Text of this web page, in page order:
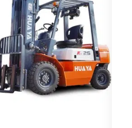
HUAYAs Auswahl an Diesel-
so konstruiert, dass sie eine
Sie die ideale Diesel-